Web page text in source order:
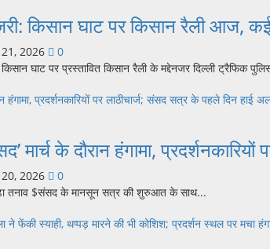
किसान घाट पर किसान रैली आज,
2026
0
किसान घाट पर प्रस्तावित किसान रैली के मद्देनजर दिल्ली ट्रैफिक
हंगामा, प्रदर्शनकारियों पर लाठीचार्ज; संसद सत्र के पहले दिन हाई
मार्च के दौरान हंगामा,
2026
0
तनाव $संसद के मानसून सत्र की शुरुआत के साथ...
फेंकी स्याही, थप्पड़ मारने की भी कोशिश; प्रदर्शन स्थल पर मचा